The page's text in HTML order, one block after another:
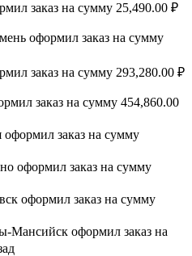
заказ на сумму 25,490.00 ₽
оформил заказ на сумму
заказ на сумму 293,280.00 ₽
заказ на сумму 454,860.00
заказ на сумму
оформил заказ на сумму
оформил заказ на сумму
Мансийск оформил заказ на